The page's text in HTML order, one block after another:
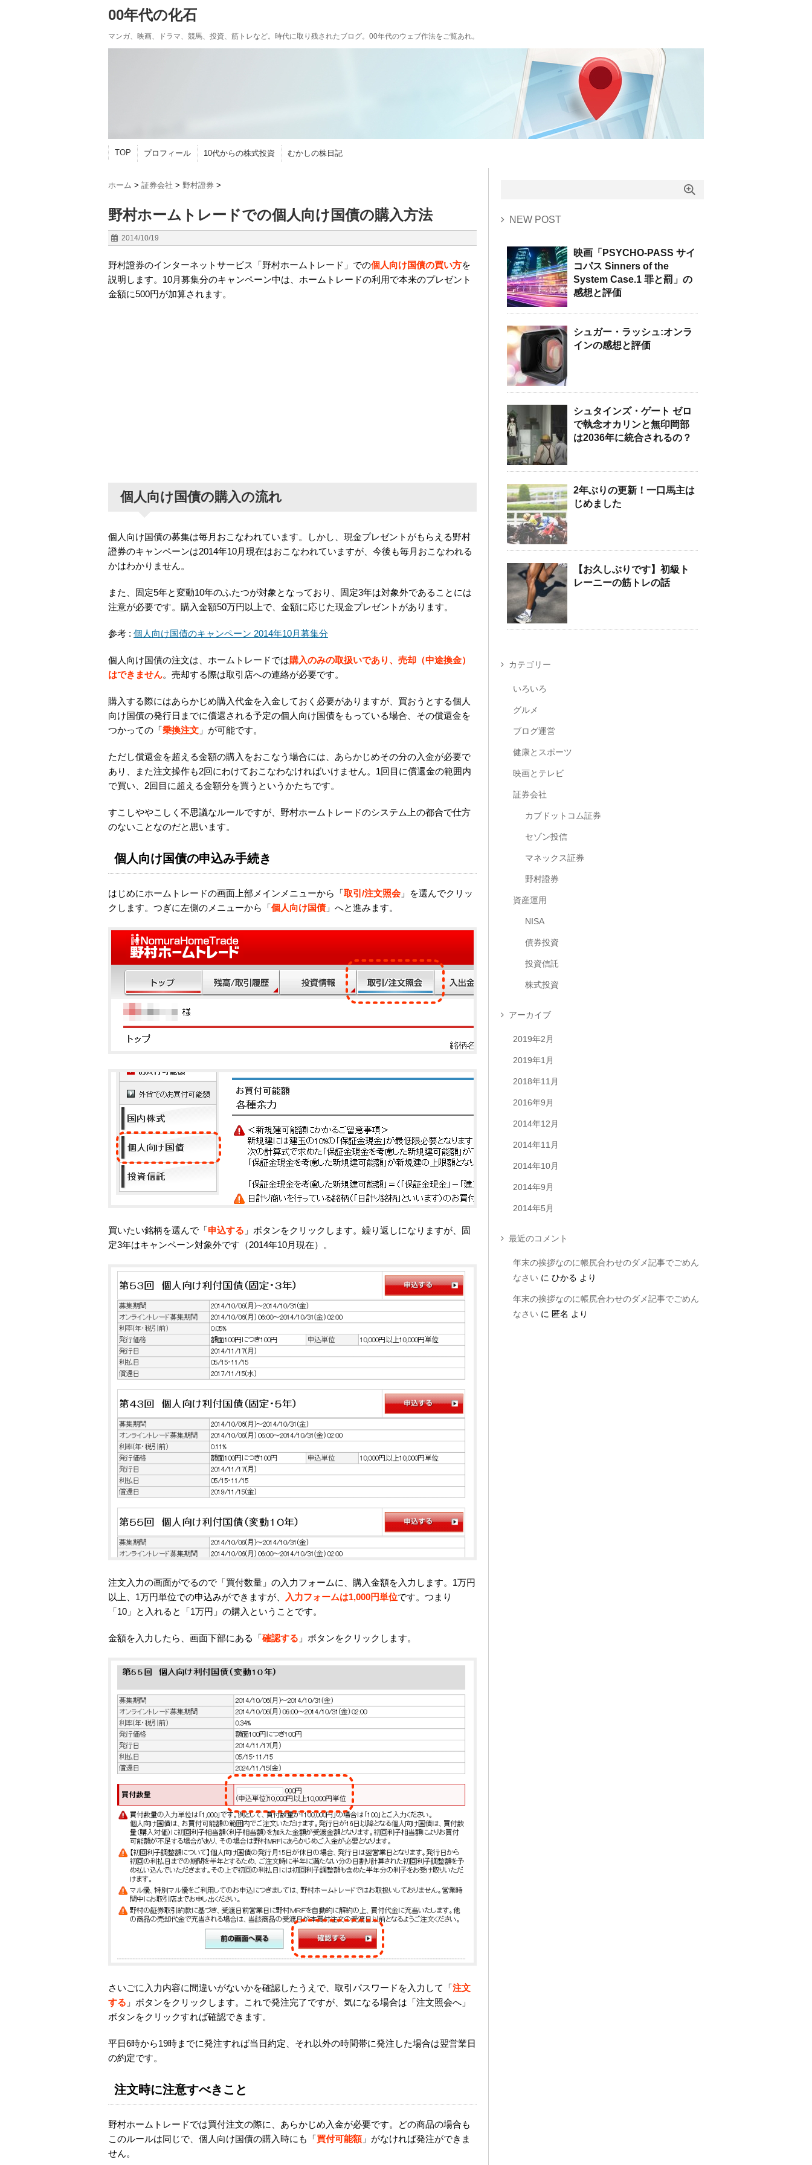
00年代の化石
マンガ、映画、ドラマ、競馬、投資、筋トレなど。時代に取り残されたブログ。00年代のウェブ作法をご覧あれ。
TOP プロフィール 10代からの株式投資 むかしの株日記
ホーム > 証券会社 > 野村證券 >
野村ホームトレードでの個人向け国債の購入方法
2014/10/19
野村證券のインターネットサービス「野村ホームトレード」での個人向け国債の買い方を
説明します。10月募集分のキャンペーン中は、ホームトレードの利用で本来のプレゼント
金額に500円が加算されます。
個人向け国債の購入の流れ
個人向け国債の募集は毎月おこなわれています。しかし、現金プレゼントがもらえる野村
證券のキャンペーンは2014年10月現在はおこなわれていますが、今後も毎月おこなわれる
かはわかりません。
また、固定5年と変動10年のふたつが対象となっており、固定3年は対象外であることには
注意が必要です。購入金額50万円以上で、金額に応じた現金プレゼントがあります。
参考 : 個人向け国債のキャンペーン 2014年10月募集分
個人向け国債の注文は、ホームトレードでは購入のみの取扱いであり、売却（中途換金）
はできません。売却する際は取引店への連絡が必要です。
購入する際にはあらかじめ購入代金を入金しておく必要がありますが、買おうとする個人
向け国債の発行日までに償還される予定の個人向け国債をもっている場合、その償還金を
つかっての「乗換注文 」が可能です。
ただし償還金を超える金額の購入をおこなう場合には、あらかじめその分の入金が必要で
あり、また注文操作も2回にわけておこなわなければいけません。1回目に償還金の範囲内
で買い、2回目に超える金額分を買うというかたちです。
すこしややこしく不思議なルールですが、野村ホームトレードのシステム上の都合で仕方
のないことなのだと思います。
個人向け国債の申込み手続き
はじめにホームトレードの画面上部メインメニューから「取引/注文照会」を選んでクリッ
クします。つぎに左側のメニューから「個人向け国債」へと進みます。
買いたい銘柄を選んで「申込する 」ボタンをクリックします。繰り返しになりますが、固
定3年はキャンペーン対象外です（2014年10月現在）。
注文入力の画面がでるので「買付数量」の入力フォームに、購入金額を入力します。1万円
以上、1万円単位での申込みができますが、
入力フォームは1,000円単位です。つまり
「10」と入れると「1万円」の購入ということです。
金額を入力したら、画面下部にある「確認する 」ボタンをクリックします。
さいごに入力内容に間違いがないかを確認したうえで、取引パスワードを入力して「注文
する 」ボタンをクリックします。これで発注完了ですが、気になる場合は「注文照会へ」
ボタンをクリックすれば確認できます。
平日6時から19時までに発注すれば当日約定、それ以外の時間帯に発注した場合は翌営業日
の約定です。
注文時に注意すべきこと
野村ホームトレードでは買付注文の際に、あらかじめ入金が必要です。どの商品の場合も
このルールは同じで、個人向け国債の購入時にも「買付可能額」がなければ発注ができま
せん。
NEW POST
映画「PSYCHO-PASS サイ
コパス Sinners of the
System Case.1 罪と罰」の
感想と評価
シュガー・ラッシュ:オンラ
インの感想と評価
シュタインズ・ゲート ゼロ
で執念オカリンと無印岡部
は2036年に統合されるの？
2年ぶりの更新！一口馬主は
じめました
【お久しぶりです】初級ト
レーニーの筋トレの話
カテゴリー
いろいろ
グルメ
ブログ運営
健康とスポーツ
映画とテレビ
証券会社
カブドットコム証券
セゾン投信
マネックス証券
野村證券
資産運用
NISA
債券投資
投資信託
株式投資
アーカイブ
2019年2月
2019年1月
2018年11月
2016年9月
2014年12月
2014年11月
2014年10月
2014年9月
2014年5月
最近のコメント
年末の挨拶なのに帳尻合わせのダメ記事でごめん
なさい に ひかる より
年末の挨拶なのに帳尻合わせのダメ記事でごめん
なさい に 匿名 より